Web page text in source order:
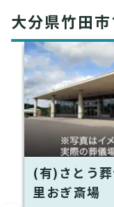
大分県竹田
(有)さとう
里おぎ斎場